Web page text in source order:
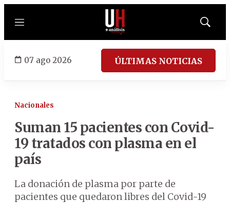
Menú
Mostrar
07 ago 2026 ÚLTIMAS NOTICIAS
Nacionales
Suman 15 pacientes con Covid-
19 tratados con plasma en el
país
La donación de plasma por parte de
pacientes que quedaron libres del Covid-19